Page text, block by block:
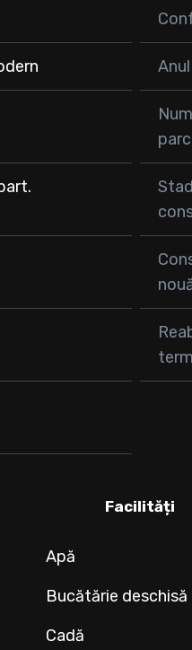
unei vizionări, vă rog
Facilități
Apă
Bucătărie deschisă
Cadă